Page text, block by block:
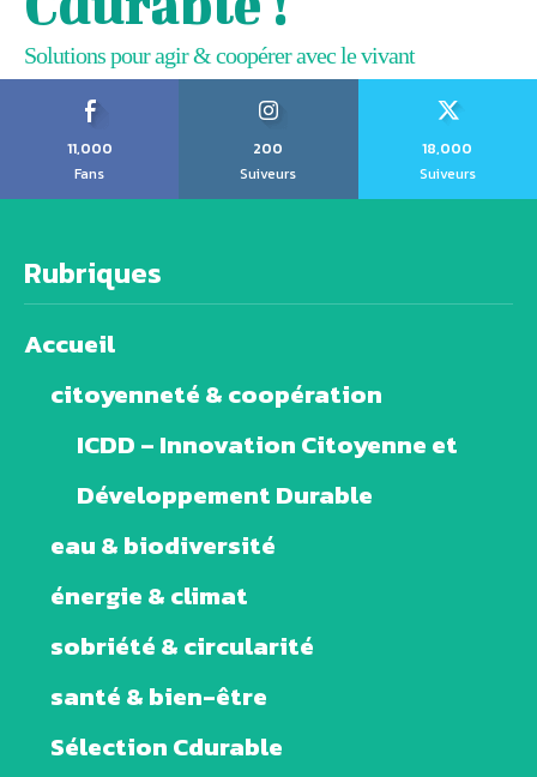
Solutions pour agir & coopérer avec le vivant
11,000
Fans
200
Suiveurs
18,000
Suiveurs
Rubriques
Accueil
citoyenneté & coopération
ICDD – Innovation Citoyenne et
Développement Durable
eau & biodiversité
énergie & climat
sobriété & circularité
santé & bien-être
Sélection Cdurable